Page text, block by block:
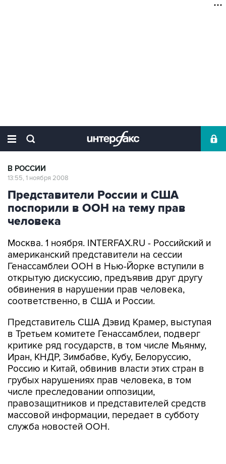
В РОССИИ
13:55, 1 ноября 2008
Представители России и США
поспорили в ООН на тему прав
человека
Москва. 1 ноября. INTERFAX.RU - Российский и
американский представители на сессии
Генассамблеи ООН в Нью-Йорке вступили в
открытую дискуссию, предъявив друг другу
обвинения в нарушении прав человека,
соответственно, в США и России.
Представитель США Дэвид Крамер, выступая
в Третьем комитете Генассамблеи, подверг
критике ряд государств, в том числе Мьянму,
Иран, КНДР, Зимбабве, Кубу, Белоруссию,
Россию и Китай, обвинив власти этих стран в
грубых нарушениях прав человека, в том
числе преследовании оппозиции,
правозащитников и представителей средств
массовой информации, передает в субботу
служба новостей ООН.